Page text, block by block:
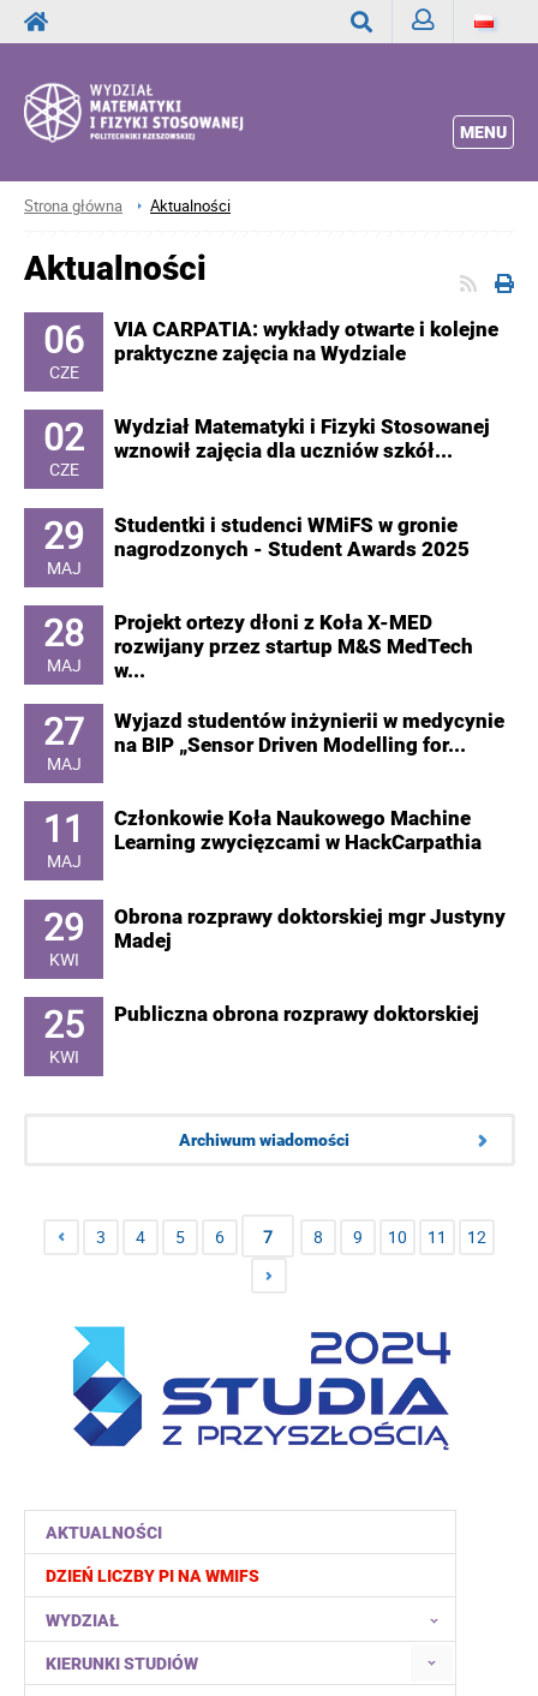
MENU
Strona główna Aktualności
AKTUALNOŚCI
DZIEŃ LICZBY PI NA WMIFS
WYDZIAŁ
KIERUNKI STUDIÓW
Aktualności
06
CZE
VIA CARPATIA: wykłady otwarte i kolejne
praktyczne zajęcia na Wydziale
02
CZE
Wydział Matematyki i Fizyki Stosowanej
wznowił zajęcia dla uczniów szkół...
29
MAJ
Studentki i studenci WMiFS w gronie
nagrodzonych - Student Awards 2025
28
MAJ
Projekt ortezy dłoni z Koła X-MED
rozwijany przez startup M&S MedTech
w...
27
MAJ
Wyjazd studentów inżynierii w medycynie
na BIP „Sensor Driven Modelling for...
11
MAJ
Członkowie Koła Naukowego Machine
Learning zwycięzcami w HackCarpathia
29
KWI
Obrona rozprawy doktorskiej mgr Justyny
Madej
25
KWI
Publiczna obrona rozprawy doktorskiej
Archiwum wiadomości
3 4 5 6 7 8 9 10 11 12